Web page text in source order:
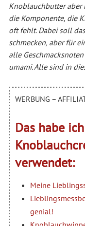
Knoblauchbutter aber
die Komponente, die
oft fehlt. Dabei soll
schmecken, aber für
alle
umami. Alle sind in
WERBUNG –
Das habe
verwendet:
Meine
genial!